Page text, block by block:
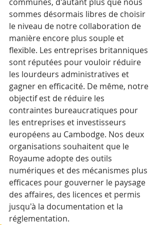
communes, d'autant plus que nous
sommes désormais libres de choisir
le niveau de notre collaboration de
manière encore plus souple et
flexible. Les entreprises britanniques
sont réputées pour vouloir réduire
les lourdeurs administratives et
gagner en efficacité. De même, notre
objectif est de réduire les
contraintes bureaucratiques pour
les entreprises et investisseurs
européens au Cambodge. Nos deux
organisations souhaitent que le
Royaume adopte des outils
numériques et des mécanismes plus
efficaces pour gouverner le paysage
des affaires, des licences et permis
jusqu'à la documentation et la
réglementation.